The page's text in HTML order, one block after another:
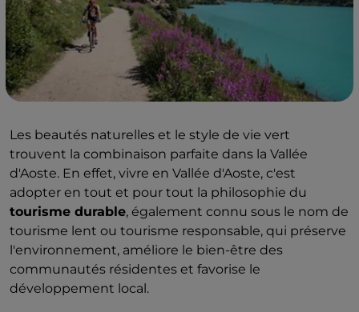
Les beautés naturelles et le style de vie vert
trouvent la combinaison parfaite dans la Vallée
d'Aoste. En effet, vivre en Vallée d'Aoste, c'est
adopter en tout et pour tout la philosophie du
tourisme durable, également connu sous le nom de
tourisme lent ou tourisme responsable, qui préserve
l'environnement, améliore le bien-être des
communautés résidentes et favorise le
développement local.